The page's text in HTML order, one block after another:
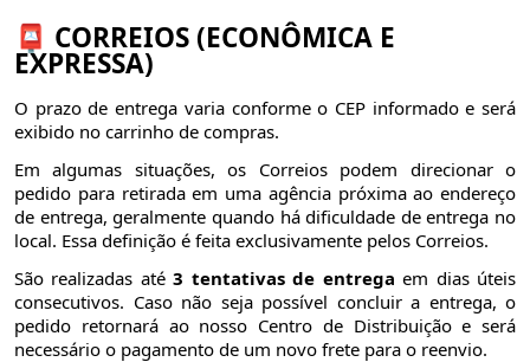
📮 CORREIOS (ECONÔMICA E
EXPRESSA)
O prazo de entrega varia conforme o CEP informado e será
exibido no carrinho de compras.
Em algumas situações, os Correios podem direcionar o
pedido para retirada em uma agência próxima ao endereço
de entrega, geralmente quando há dificuldade de entrega no
local. Essa definição é feita exclusivamente pelos Correios.
São realizadas até3 tentativas de entrega em dias úteis
consecutivos. Caso não seja possível concluir a entrega, o
pedido retornará ao nosso Centro de Distribuição e será
necessário o pagamento de um novo frete para o reenvio.